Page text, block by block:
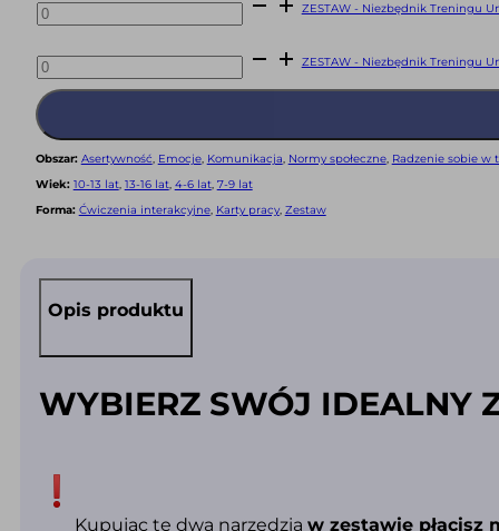
ZESTAW
-
Treningu
Umiejętności
-
zestaw
gotowych
pomocy
4-
lat
Teczka
ZESTAW - Niezbędnik Treningu
ZESTAW
-
Niezbędnik
Treningu
Umiejętności
Społecznych
-
gotowych
7-
Trenera
(PDF+WORD)
ZESTAW - Niezbędnik Treningu
Obszar: Asertywność, Emocje, Komunikacja, Normy społeczne, Radzenie sobie w
Wiek: 10-13 lat, 13-16 lat, 4-6 lat, 7-9 lat
Forma: Ćwiczenia interakcyjne, Karty pracy, Zestaw
Opis produktu
WYBIERZ SWÓJ IDEALNY
Kupując te dwa narzędziaw zestawie płacisz